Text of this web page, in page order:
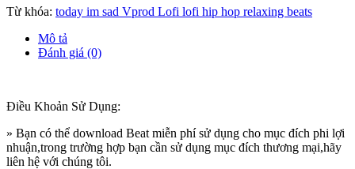
Từ khóa: today im sad Vprod Lofi lofi hip hop relaxing beats
Mô tả
Đánh giá (0)
Điều Khoản Sử Dụng:
» Bạn có thể download Beat miễn phí sử dụng cho mục đích phi lợi
nhuận,trong trường hợp bạn cần sử dụng mục đích thương mại,hãy
liên hệ với chúng tôi.